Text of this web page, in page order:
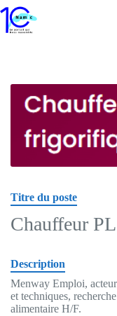
Passer
au
contenu
Titre du poste
Chauffeur
Description
Menway Emploi,
et techniques,
alimentaire H/F.